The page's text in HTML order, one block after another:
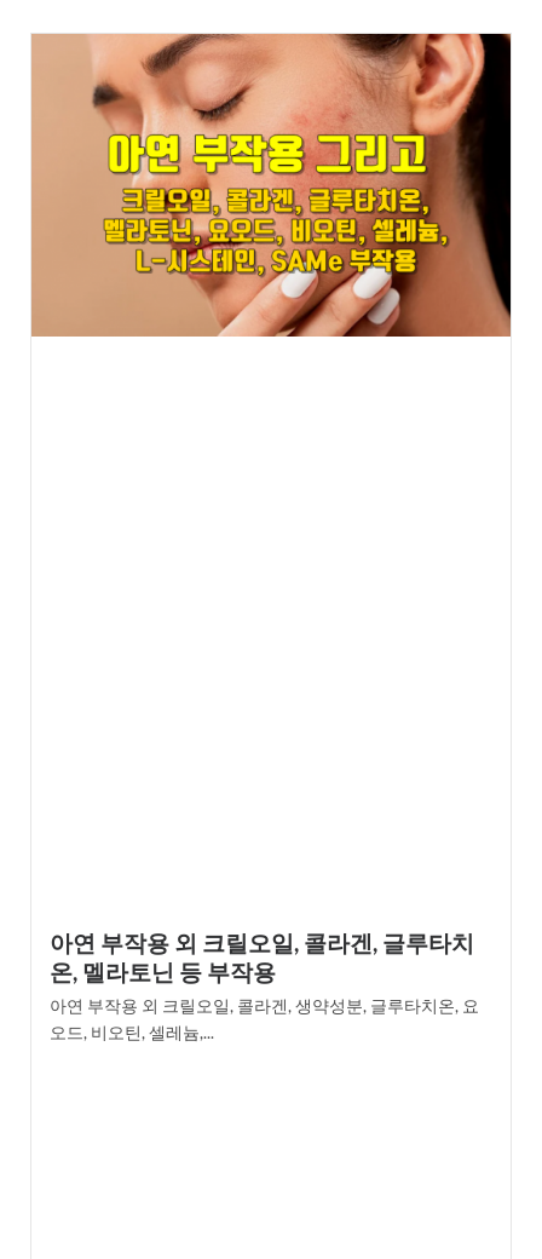
아연 부작용 외 크릴오일, 콜라겐, 글루타치
온, 멜라토닌 등 부작용
아연 부작용 외 크릴오일, 콜라겐, 생약성분, 글루타치온, 요
오드, 비오틴, 셀레늄,...